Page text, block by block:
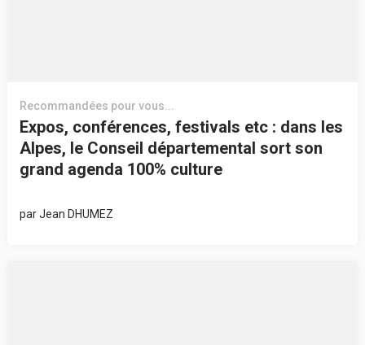
Recommandées pour vous...
Expos, conférences, festivals etc : dans les
Alpes, le Conseil départemental sort son
grand agenda 100% culture
parJean DHUMEZ